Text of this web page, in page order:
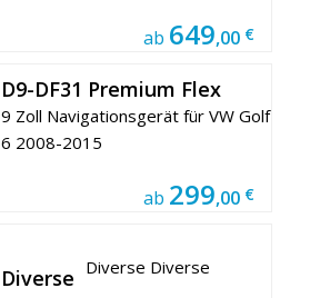
ab 649,00 €
D9-DF31 Premium Flex
9 Zoll Navigationsgerät für VW Golf
6 2008-2015
ab 299,00 €
Diverse Diverse Diverse